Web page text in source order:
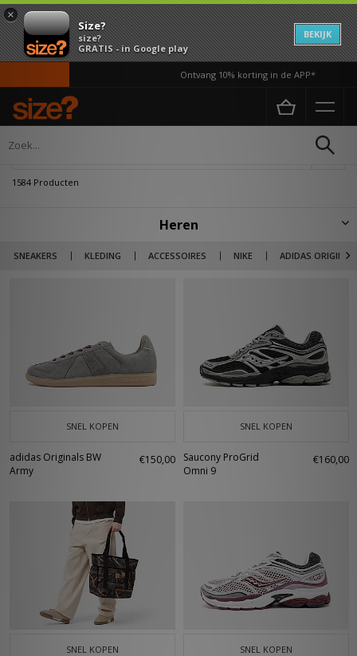
×
Size?
size?
GRATIS - in Google play
BEKIJK
Ontvang 10% korting in de APP*
Home Heren
1584 Producten
Heren
SNEAKERS KLEDING ACCESSOIRES NIKE ADIDAS
Ontdek hier de gehele size? footwear selectie en kleding voor heren.
Naast Sportswear giant Nike, adidas Originals & New Balance, ook
SNEL KOPEN
adidas Originals BW
Army
€150,00
SNEL KOPEN
Saucony ProGrid
Omni 9
€160,00
SNEL KOPEN SNEL KOPEN